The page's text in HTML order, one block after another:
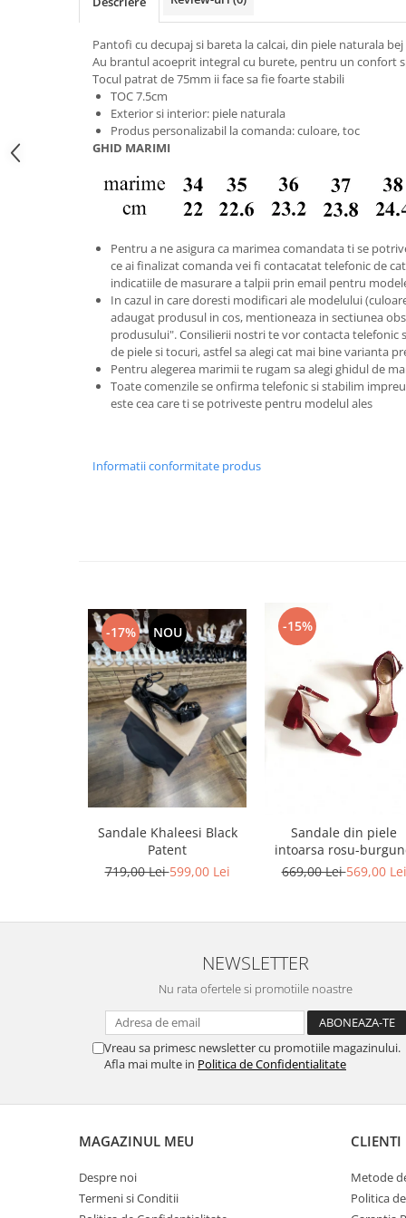
Pantofi cu decupaj si bareta la calcai, din piele naturala
Au brantul acoeprit integral cu burete, pentru un confort
Tocul patrat de 75mm ii face sa fie foarte stabili
TOC 7.5cm
Exterior si interior: piele naturala
Produs personalizabil la comanda: culoare, toc
GHID MARIMI
Pentru a ne asigura ca marimea comandata ti se
ce ai finalizat comanda vei fi contacatat telefonic de
indicatiile de masurare a talpii prin email pentru
In cazul in care doresti modificari ale modelului
adaugat produsul in cos, mentioneaza in sectiunea
produsului". Consilierii nostri te vor contacta telefonic
de piele si tocuri, astfel sa alegi cat mai bine varianta
Pentru alegerea marimii te rugam sa alegi ghidul de
Toate comenzile se onfirma telefonic si stabilim
este cea care ti se potriveste pentru modelul ales
Informatii conformitate produs
-17% NOU
Sandale Khaleesi Black
Patent
719,00 Lei599,00 Lei
-15%
Sandale din piele
intoarsa rosu-
669,00 Lei569,00 Lei
NEWSLETTER
Nu rata ofertele si promotiile noastre
Vreau sa primesc newsletter cu promotiile magazinului.
Afla mai multe in Politica de Confidentialitate
MAGAZINUL MEU
Despre noi
Termeni si Conditii
CLIENTI
Metode
Politica